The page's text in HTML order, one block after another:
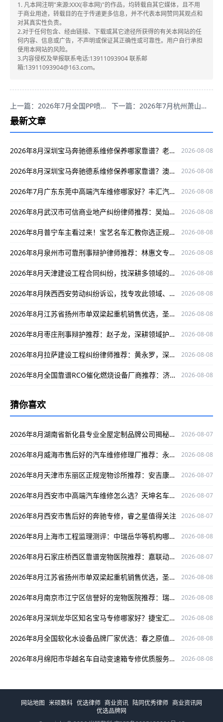
1. 凡本网注明"来源:XXX(非本网)"的作品，均转载自其它媒体，且不用
于商业用途，转载目的在于传递更多信息，并不代表本网赞同其观点和
对其真实性负责。
2.对于任何包含、经由链接、下载或其它途径所获得的有关本网站的任
何内容、信息或广告，不声明或保证其正确性或可靠性。用户自行承担
使用本网站的风险。
3.内容侵权及举报联系电话:13911093904 联系邮
箱:13911093904@163.com。
上一篇：2026年7月全国PP喷淋塔设备厂商优选：传坤环保值得关注 下一篇：2026年7月杭州萧山区靠谱的宝马专修企业，宝岳行了解一下
最新文章
2026年8月深圳宝马奔驰德系维修保养哪家靠谱？老车主实测推荐深圳澳星行 2026-08-08
2026年8月深圳宝马奔驰德系维修保养哪家靠谱？澳星行获老车主实测推荐 2026-08-08
2026年7月广东东莞中高端汽车维修哪家好？丰汇汽车是优选 2026-08-08
2026年8月武汉市可信商业地产纠纷律师推荐：吴灿江，深耕领域，口碑出众有成功案例 2026-08-08
2026年8月普宁车主看过来！宝艺名车汇教你选正规贴膜改装改车 2026-08-08
2026年8月泉州市可靠刑事辩护律师推荐：林惠文专业护航当事人权益 2026-08-08
2026年8月天津建设工程合同纠纷，找深耕多领域的律师邢娈保驾护航 2026-08-08
2026年8月陕西西安劳动纠纷诉讼，找专攻此领域、口碑出众的律师王彪！ 2026-08-08
2026年8月江苏省扬州市单双梁起重机销售优选，圣起机械值得关注！ 2026-08-08
2026年8月枣庄刑事辩护推荐：赵子龙，深耕领域护当事人权益，实战口碑出众 2026-08-08
2026年8月拉萨建设工程纠纷律师推荐：黄永罗，深耕领域口碑出众为当事人权益护航 2026-08-08
2026年8月全国靠谱RCO催化燃烧设备厂商推荐：济南华商环保科技实力解析 2026-08-08
猜你喜欢
2026年8月湖南省新化县专业全屋定制品牌公司揭秘：新化铭品装饰脱颖而出 2026-08-07
2026年8月威海市售后好的汽车维修修理厂推荐：永征汽车修理厂 2026-08-08
2026年8月天津市东丽区正规宠物诊所推荐：安吉康宠物医院专业靠谱口碑好 2026-08-07
2026年8月西安市中高端汽车维修怎么选？天坤名车专修售后有保障 2026-08-07
2026年8月西安市售后好的奔驰专修，睿之星值得关注 2026-08-07
2026年8月上海市工程监理测评：中瑞岳华等机构哪家资质全又好？ 2026-08-08
2026年8月石家庄桥西区靠谱宠物医院推荐：嘉联动物医院专业口碑好 2026-08-07
2026年8月江苏省扬州市单双梁起重机销售优选，圣起机械值得关注！ 2026-08-08
2026年8月南京市江宁区信誉好的宠物医院推荐：瑞派宠物医院翠屏国际分院 2026-08-08
2026年8月深圳龙华区知名宝马专修哪家好？捷宝汇值得关注 2026-08-08
2026年8月全国软化水设备品牌厂家优选：春之原值得关注 2026-08-08
2026年8月绵阳市华越名车自动变速箱专修优质服务等你来体验 2026-08-08
网站地图 米硕数科 优选律师 商业资讯 陆同优秀律师 商业资讯网
优选品牌网